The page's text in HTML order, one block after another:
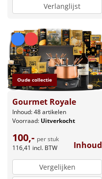
Verlanglijst
Oude collectie
Gourmet Royale
Inhoud: 48 artikelen
Voorraad: Uitverkocht
100,- per stuk
116,41 incl. BTW Inhoud
Vergelijken